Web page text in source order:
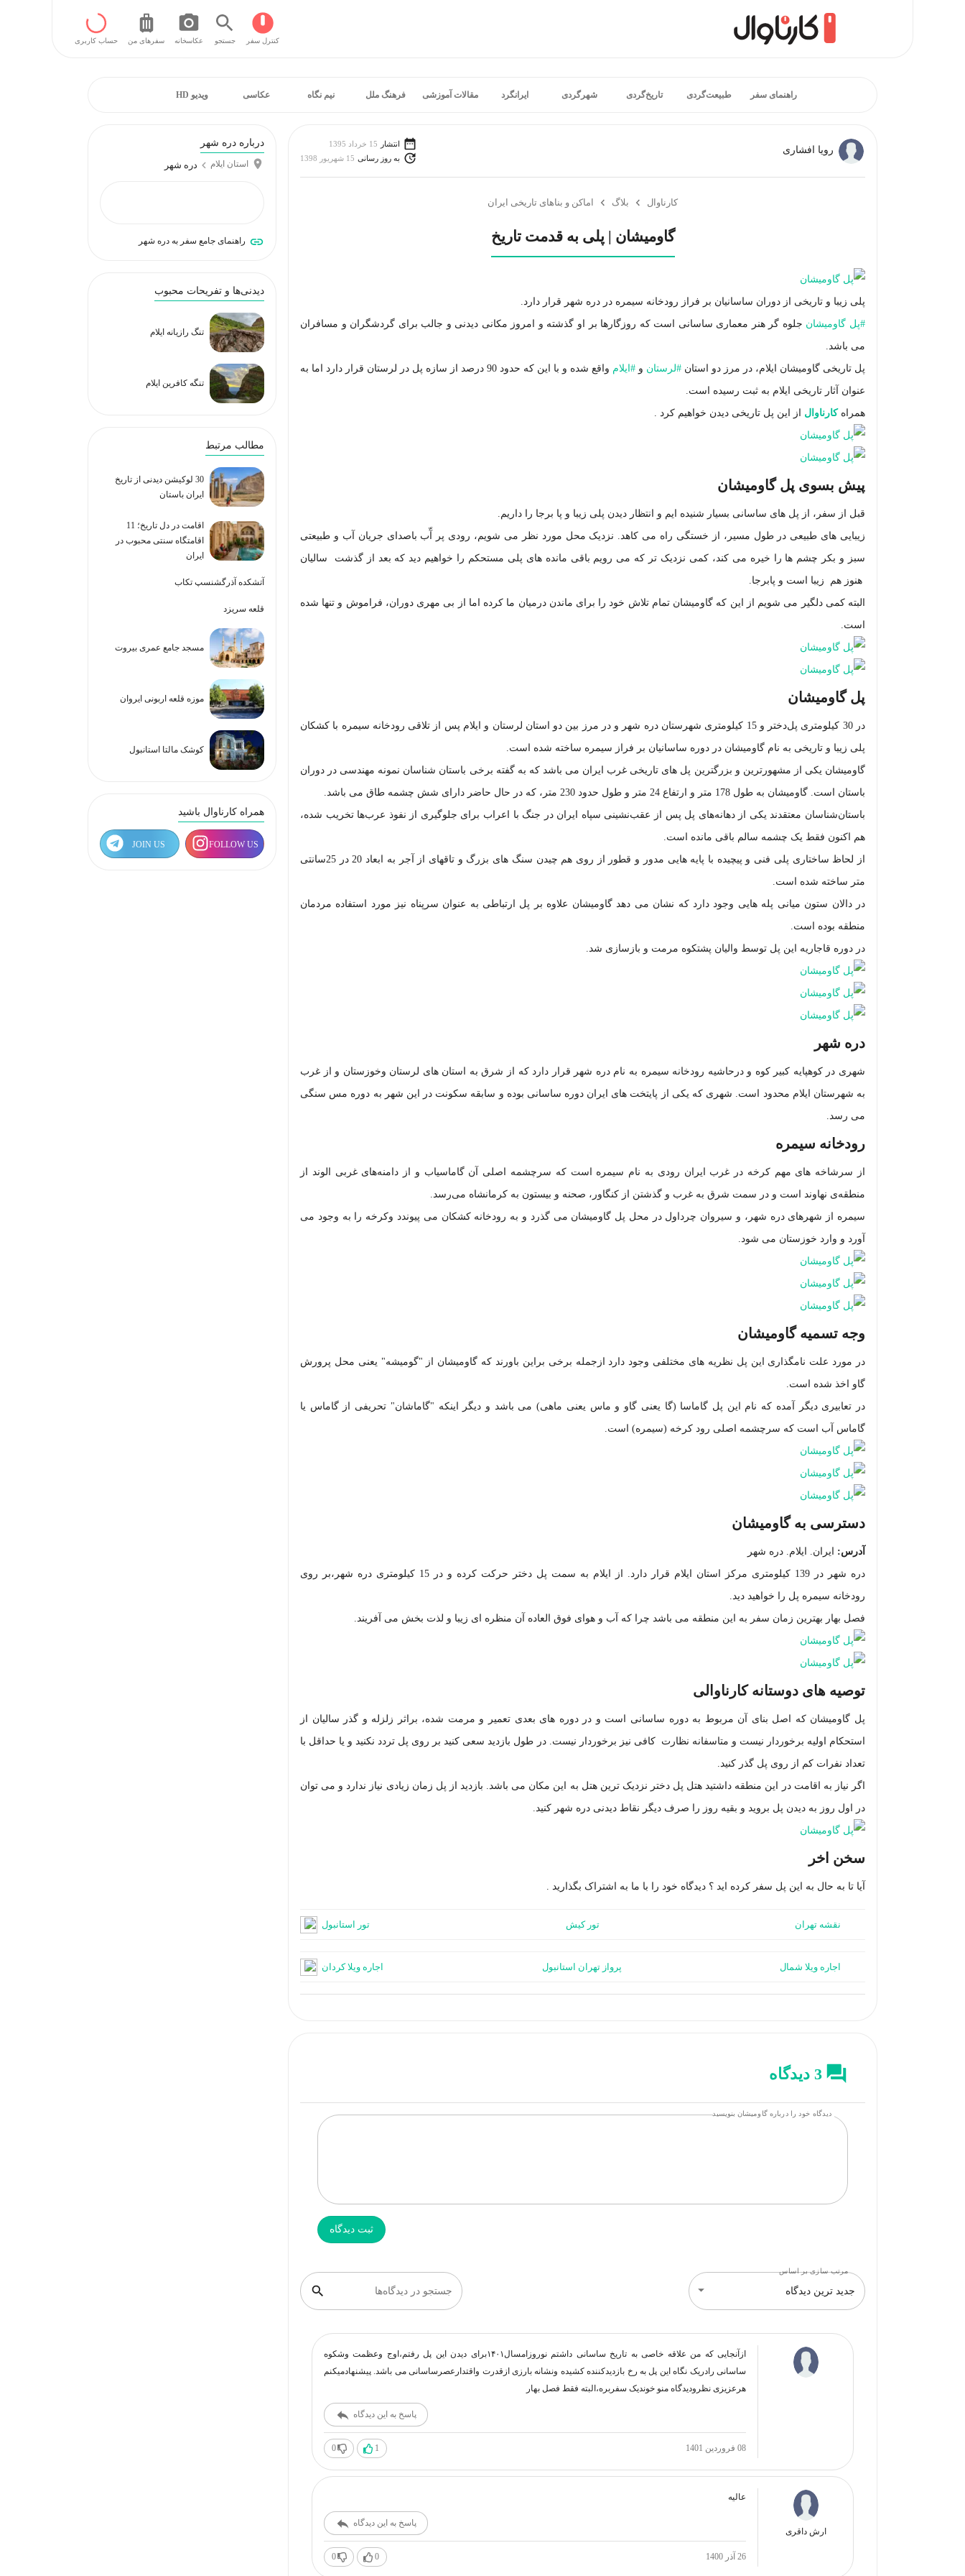
کنترل سفر جستجو عکاسخانه سفر‌های من حساب کاربری
راهنمای سفر طبیعت‌گردی تاریخ‌گردی شهرگردی ایرانگرد مقالات آموزشی فرهنگ ملل نیم نگاه عکاسی ویدیو HD
رویا افشاری
انتشار
15 خرداد 1395
به روز رسانی 15 شهریور 1398
کارناوال بلاگ اماکن و بناهای تاریخی ایران
گاومیشان | پلی به قدمت تاریخ
پلی زیبا و تاریخی از دوران ساسانیان بر فراز رودخانه سیمره در دره شهر قرار دارد.
#پل گاومیشان جلوه گر هنر معماری ساسانی است که روزگارها بر او گذشته و امروز مکانی دیدنی و جالب برای گردشگران و مسافران
می باشد.
پل تاریخی گاومیشان ایلام، در مرز دو استان #لرستان و # ایلام واقع شده و با این که حدود 90 درصد از سازه پل در لرستان قرار دارد اما به
عنوان آثار تاریخی ایلام به ثبت رسیده است.
همراهکارناوال از این پل تاریخی دیدن خواهیم کرد .
پیش بسوی پل گاومیشان
قبل از سفر، از پل های ساسانی بسیار شنیده ایم و انتظار دیدن پلی زیبا و پا برجا را داریم.
زیبایی های طبیعی در طول مسیر، از خستگی راه می کاهد. نزدیک محل مورد نظر می شویم، رودی پر آّب باصدای جریان آب و طبیعتی
سبز و بکر چشم ها را خیره می کند، کمی نزدیک تر که می رویم باقی مانده های پلی مستحکم را خواهیم دید که بعد از گذشت سالیان
هنوز هم زیبا است و پابرجا.
البته کمی دلگیر می شویم از این که گاومیشان تمام تلاش خود را برای ماندن درمیان ما کرده اما از بی مهری دوران، فراموش و تنها شده
است.
پل گاومیشان
در 30 کیلومتری پل‌دختر و 15 کیلومتری شهرستان دره شهر و در مرز بین دو استان لرستان و ایلام پس از تلاقی رودخانه سیمره با کشکان
پلی زیبا و تاریخی به نام گاومیشان در دوره ساسانیان بر فراز سیمره ساخته شده است.
گاومیشان یکی ا ز مشهورترین و بزرگترین پل های تاریخی غرب ایران می باشد که به گفته برخی باستان شناسان نمونه مهندسی در دوران
باستان است. گاومیشان به طول 178 متر و ارتفاع 24 متر و طول حدود 230 متر، که در حال حاضر دارای شش چشمه طاق می باشد.
باستان‌شناسان معتقدند یکی از دهانه‌های پل پس از عقب‌نشینی سپاه ایران در جنگ با اعراب برای جلوگیری از نفوذ عرب‌ها تخریب شده،
هم اکنون فقط یک چشمه سالم باقی مانده است.
از لحاظ ساختاری پلی فنی و پیچیده با پایه هایی مدور و قطور از روی هم چیدن سنگ های بزرگ و تاقهای از آجر به ابعاد 20 در 25سانتی
متر ساخته شده است.
در دالان ستون میانی پله هایی وجود دارد که نشان می دهد گاومیشان علاوه بر پل ارتباطی به عنوان سرپناه نیز مورد استفاده مردمان
منطقه بوده است.
در دوره قاجاریه این پل توسط والیان پشتکوه مرمت و بازسازی شد.
دره شهر
شهری در کوهپایه کبیر کوه و درحاشیه رودخانه سیمره به نام دره شهر قرار دارد که از شرق به استان های لرستان وخوزستان و از غرب
به شهرستان ایلام محدود است. شهری که یکی از پایتخت های ایران دوره ساسانی بوده و سابقه سکونت در این شهر به دوره مس سنگی
می رسد.
رودخانه سیمره
از سرشاخه های مهم کرخه در غرب ایران رودی به نام سیمره است که سرچشمه اصلی آن گاماسیاب و از دامنه‌های غربی الوند از
منطقه‌ی نهاوند است و در سمت شرق به غرب و گذشتن از کنگاور، صحنه و بیستون به کرمانشاه می‌رسد.
سیمره از شهرهای دره شهر، و سیروا ن چرداول در محل پل گاومیشان می گذرد و به رودخانه کشکان می پیوندد وکرخه را به وجود می
آورد و وارد خوزستان می شود.
وجه تسمیه گاومیشان
در مورد علت نامگذاری این پل نظریه های مختلفی وجود دارد ازجمله برخی براین باورند که گاومیشان از "گومیشه" یعنی محل پرورش
گاو اخذ شده است.
در تعابیری دیگر آمده که نام این پل گاماسا (گا یعنی گاو و ماس یعنی ماهی) می باشد و دیگر اینکه "گاماشان" تحریفی از گاماس یا
گاماس آب است که سرچشمه اصلی رود کرخه (سیمره) است.
دسترسی به گاومیشان
آدرس: ایران. ایلام. دره شهر
دره شهر در 139 کیلومتری مرکز استان ایلام قرار دارد. از ایلام به سمت پل دختر حرکت کرده و در 15 کیلومتری دره شهر،بر روی
رودخانه سیمره پل را خواهید دید.
فصل بهار بهترین زمان سفر به این منطقه می باشد چرا که آب و هوای فوق العاده آن منظره ای زیبا و لذت بخش می آفریند.
توصیه های دوستانه کارناوالی
پل گاومیشان که اصل بنای آن مربوط به دوره ساسانی است و در دوره های بعدی تعمیر و مرمت شده، براثر زلزله و گذر سالیان از
استحکام اولیه برخوردار نیست و متاسفانه نظارت کافی نیز برخوردار نیست. در طول بازدید سعی کنید بر روی پل تردد نکنید و یا حداقل با
تعداد نفرات کم از روی پل گذر کنید.
اگر نیاز به اقامت در این منطقه داشتید هتل پل دختر نزدیک ترین هتل به این مکان می باشد. بازدید از پل زمان زیادی نیاز ندارد و می توان
در اول روز به دیدن پل بروید و بقیه روز را صرف دیگر نقاط دیدنی دره شهر کنید.
سخن اخر
آیا تا به حال به این پل سفر کرده اید ؟ دیدگاه خود را با ما به اشتراک بگذارید .
نقشه تهران تور کیش تور استانبول
اجاره ویلا شمال پرواز تهران استانبول اجاره ویلا کردان
3 دیدگاه
دیدگاه خود را درباره گاومیشان بنویسید
ثبت دیدگاه
جستجو در دیدگاه‌ها
مرتب سازی بر اساس
جدید ترین دیدگاه
ازآنجایی که من علاقه خاصی به تاریخ ساسانی داشتم نوروزامسال۱۴۰۱برای دیدن این پل رفتم،اوج وعظمت وشکوه
ساسانی رادریک نگاه این پل به رخ بازدیدکننده کشیده ونشانه بارزی ازقدرت واقتدارعصرساسانی می باشد. پیشنهادمیکنم
هرعزیزی نظرودیدگاه منو خوندیک سفربره،البته فقط فصل بهار
پاسخ به این دیدگاه
08 فروردین 1401 1
0
ارش داقری
عالیه
پاسخ به این دیدگاه
26 آذر 1400 0
0
درباره دره شهر
استان ایلام دره شهر
راهنمای جامع سفر به دره شهر
دیدنی‌ها و تفریحات محبوب
تنگ رازیانه ایلام
تنگه کافرین ایلام
مطالب مرتبط
30 لوکیشن دیدنی از تاریخ
ایران باستان
اقامت در دل تاریخ؛ 11
اقامتگاه سنتی محبوب در
ایران
آتشکده آذرگشنسپ تکاب
قلعه سریزد
مسجد جامع عمری بیروت
موزه قلعه اربونی ایروان
کوشک مالتا استانبول
همراه کارناوال باشید
FOLLOW US
JOIN US